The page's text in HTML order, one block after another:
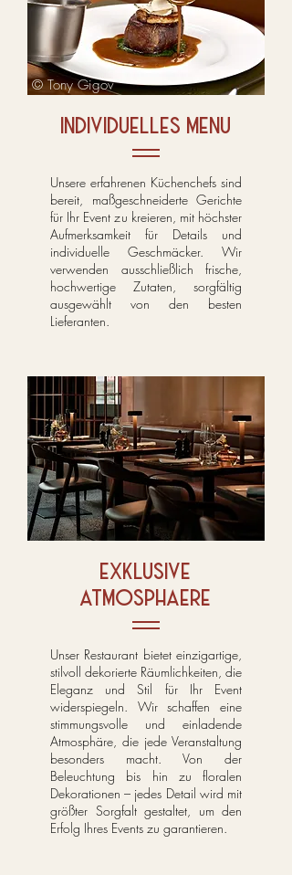
© Tony Gigov
individuelles menu
Unsere erfahrenen Küchenchefs sind
bereit, maßgeschneiderte Gerichte
für Ihr Event zu kreieren, mit höchster
Aufmerksamkeit für Details und
individuelle Geschmäcker. Wir
verwenden ausschließlich frische,
hochwertige Zutaten, sorgfältig
ausgewählt von den besten
Lieferanten.
exklusive
atmosphaere
Unser Restaurant bietet einzigartige,
stilvoll dekorierte Räumlichkeiten, die
Eleganz und Stil für Ihr Event
widerspiegeln. Wir schaffen eine
stimmungsvolle und einladende
Atmosphäre, die jede Veranstaltung
besonders macht. Von der
Beleuchtung bis hin zu floralen
Dekorationen – jedes Detail wird mit
größter Sorgfalt gestaltet, um den
Erfolg Ihres Events zu garantieren.